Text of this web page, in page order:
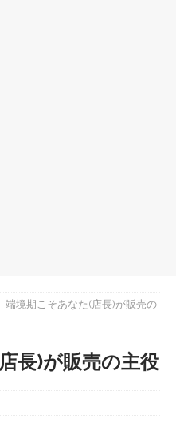
端境期こそあなた(店長)が販売の
長)が販売の主役